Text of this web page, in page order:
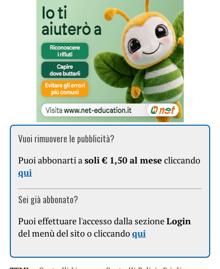
Vuoi rimuovere le pubblicità?
Puoi abbonarti asoli € 1,50 al mese cliccando
qui
Sei già abbonato?
Puoi effettuare l'accesso dalla sezioneLogin
del menù del sito o cliccandoqui